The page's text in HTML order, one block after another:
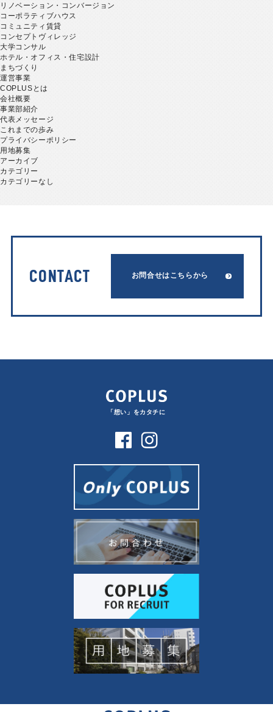
リノベーション・コンバージョン
コーポラティブハウス
コミュニティ賃貸
コンセプトヴィレッジ
大学コンサル
ホテル・オフィス・住宅設計
まちづくり
運営事業
COPLUSとは
会社概要
事業部紹介
代表メッセージ
これまでの歩み
プライバシーポリシー
用地募集
アーカイブ
カテゴリー
カテゴリーなし
CONTACT お問合せはこちらから
「想い」をカタチに